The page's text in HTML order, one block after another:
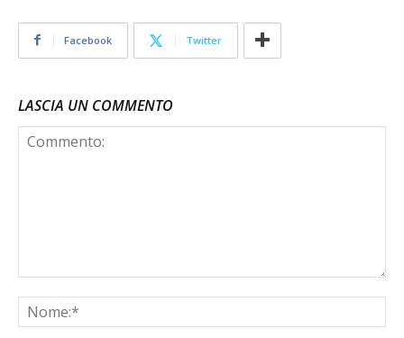
Facebook Twitter
LASCIA UN COMMENTO